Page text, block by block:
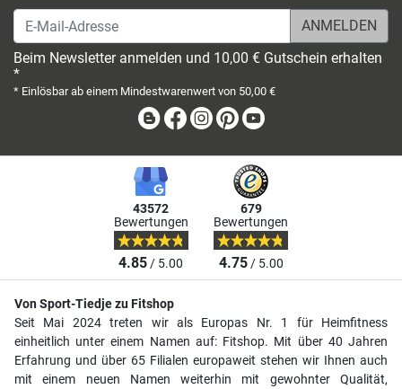
E-Mail-Adresse
Beim Newsletter anmelden und 10,00 € Gutschein erhalten
*
* Einlösbar ab einem Mindestwarenwert von 50,00 €
BlogFacebook
Instagram
Pinterest
43572
Bewertungen
4.85/ 5.00
679
Bewertungen
4.75/ 5.00
Von Sport-Tiedje zu Fitshop
Seit Mai 2024 treten wir als Europas Nr. 1 für Heimfitness
einheitlich unter einem Namen auf: Fitshop. Mit über 40 Jahren
Erfahrung und über 65 Filialen europaweit stehen wir Ihnen auch
mit einem neuen Namen weiterhin mit gewohnter Qualität,